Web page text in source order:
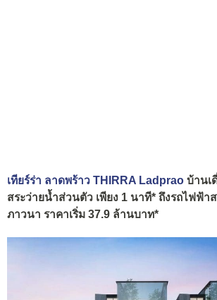
เทียร์ร่า ลาดพร้าว THIRRA Ladprao บ้านเ
สระว่ายน้ำส่วนตัว เพียง 1 นาที* ถึงรถไฟฟ้า
ภาวนา ราคาเริ่ม 37.9 ล้านบาท*